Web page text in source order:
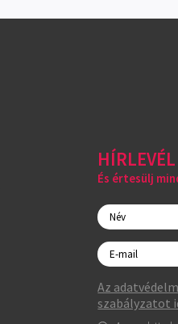
És értesülj
Az
szabályzatot